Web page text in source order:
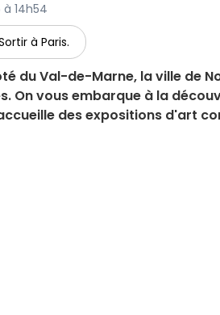
à 14h54
à Paris.
du Val-de-Marne, la ville de
On vous embarque à la
des expositions d'art